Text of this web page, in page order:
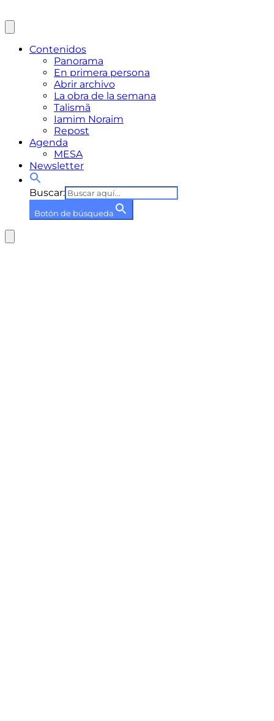
Contenidos
Panorama
En primera persona
Abrir archivo
La obra de la semana
Talismã
Iamim Noraim
Repost
Agenda
MESA
Newsletter
Buscar:
Botón de búsqueda